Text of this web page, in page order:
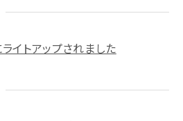
イトアップされました